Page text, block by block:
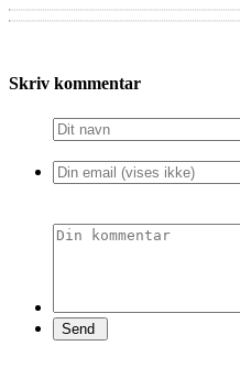
Skriv kommentar